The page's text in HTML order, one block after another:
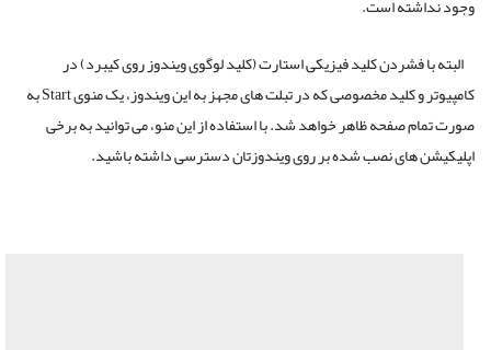
وجود نداشته است.
البته با فشردن کلید فیزیکی استارت (کلید لوگوی ویندوز روی کیبرد) در
کامپیوتر و کلید مخصوصی که در تبلت های مجهز به این ویندوز، یک منوی Start به
صورت تمام صفحه ظاهر خواهد شد. با استفاده از این منو، می توانید به برخی
اپلیکیشن های نصب شده بر روی ویندوزتان دسترسی داشته باشید.